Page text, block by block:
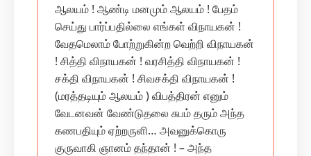
ஆலயம் ! ஆண்டி மனமும் ஆலயம் ! பேதம்
செய்து பார்ப்பதில்லை எங்கள் விநாயகன் !
வேதமெலாம் போற்றுகின்ற‌ வெற்றி விநாயகன்
! சித்தி விநாயகன் ! வர‌சித்தி விநாயகன் !
சக்தி விநாயகன் ! சிவ‌சக்தி விநாயகன் !
(மரத்தடியும் ஆலயம் ) விபத்திரன் எனும்
வேடனவன் வேண்டுதலை சுபம் தரும் அந்த
கணபதியும் ஏற்றருளி… அவனுக்கொரு
குருவாகி ஞானம் தந்தான் ! – அந்த‌